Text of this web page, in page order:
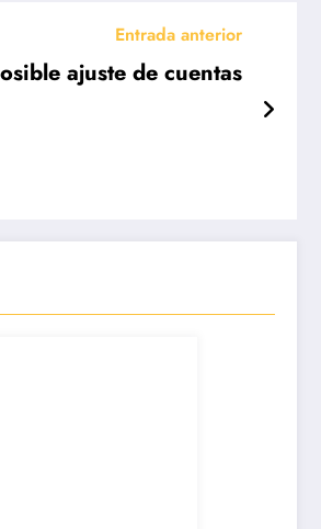
Entrada anterior
ajuste de cuentas